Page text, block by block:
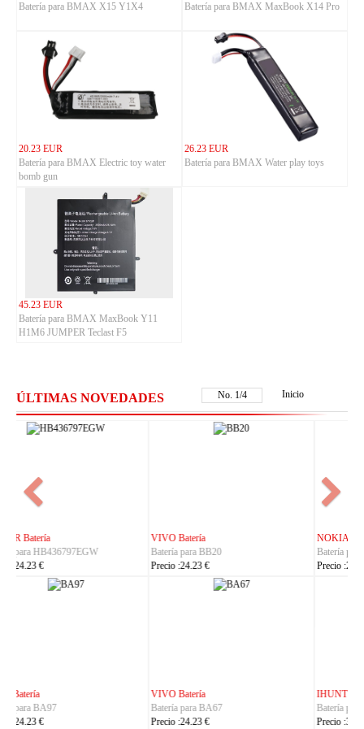
Batería para BMAX X15 Y1X4
Batería para BMAX MaxBook X14 Pro
20.23 EUR
Batería para BMAX Electric toy water
bomb gun
26.23 EUR
Batería para BMAX Water play toys
45.23 EUR
Batería para BMAX MaxBook Y11
H1M6 JUMPER Teclast F5
ÚLTIMAS NOVEDADES No. 2/4 Inicio
NOKIA Batería
Batería para BL-25AA
Precio :23.23 €
ASUS Batería
Batería para C21P2401
Precio :37.23 €
IHUNT Batería
Batería para Titan-P13000
Precio :30.23 €
HUACE Batería
Batería para LT60
Precio :42.23 €